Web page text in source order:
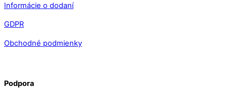
Informácie o dodaní
GDPR
Obchodné podmienky
Podpora